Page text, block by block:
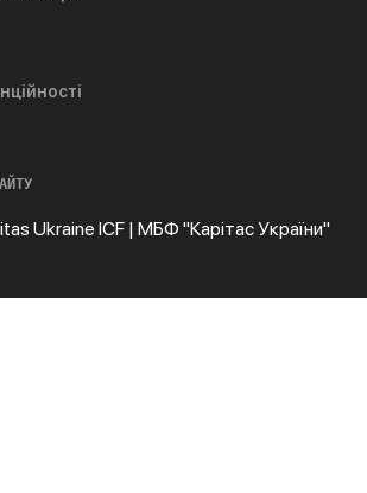
Ukraine ICF | МБФ "Карітас України"